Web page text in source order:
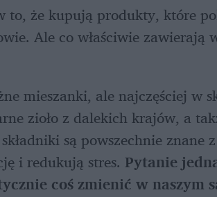
to, że kupują produkty, które
Ale co właściwie zawierają
mieszanki, ale najczęściej w
zioło z dalekich krajów, a
są powszechnie
i redukują stres. Pytanie
coś zmienić w naszym